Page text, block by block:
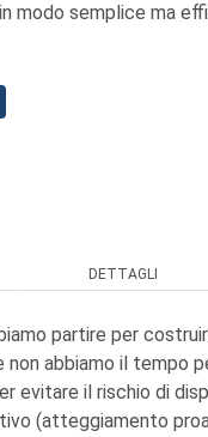
modo semplice ma
DETTAGLI
partire per
abbiamo il tempo
evitare il rischio di
(atteggiamento